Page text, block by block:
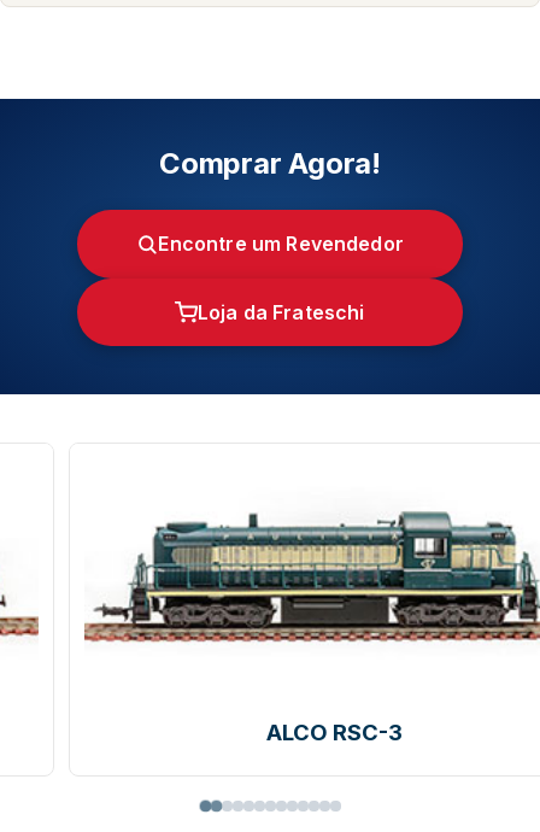
Comprar Agora!
Encontre um Revendedor
Loja da Frateschi
ALCO RSC-3